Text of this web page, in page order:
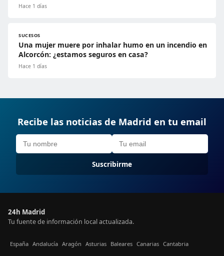
Hace 1 días
SUCESOS
Una mujer muere por inhalar humo en un incendio en
Alcorcón: ¿estamos seguros en casa?
Hace 1 días
Recibe las noticias de Madrid en tu email
Suscribirme
24h Madrid
Tu fuente de información local actualizada.
España Andalucía Aragón Asturias Baleares Canarias Cantabria